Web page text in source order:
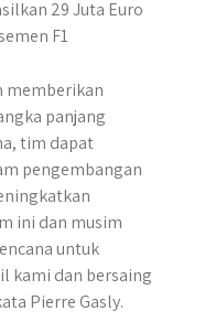
memberikan
panjang
tim dapat
pengembangan
ini dan musim
untuk
kami dan bersaing
Pierre Gasly.